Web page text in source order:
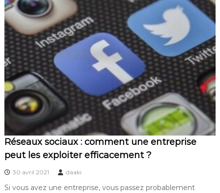
Réseaux sociaux : comment une entreprise
peut les exploiter efficacement ?
30 avril 2021 daaki
Si vous avez une entreprise, vous passez probablement